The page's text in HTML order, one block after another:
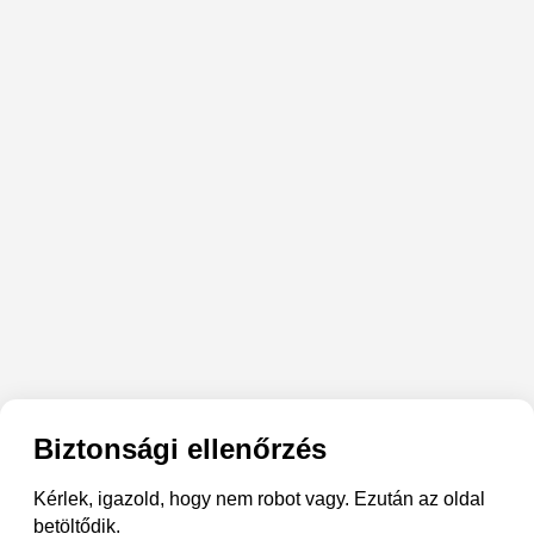
Biztonsági ellenőrzés
Kérlek, igazold, hogy nem robot vagy. Ezután az oldal
betöltődik.